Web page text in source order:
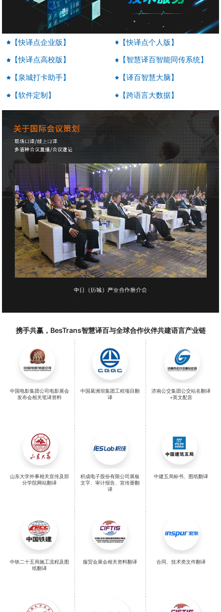
【快译点企业版】
【快译点个人版】
【快译点高校版】
【智慧译百智能同传系统】
【泉城打卡助手】
【译百智慧大脑】
【软件定制】
【跨语言大数据】
携手共赢，BesTrans智慧译百与全球合作伙伴共建语言产业链
中国电影集团公司电影展会
发布会相关笔译资料
中国葛洲坝集团工程项目翻
译
济南公交集团公交站名翻译
+英文配音
山东大学外事相关宣传及部
分学院网站翻译
积成电子股份有限公司展板
文字、审计报告、宣传册翻
译
中建五局标书、图纸翻译
中铁二十五局施工流程及图
纸翻译
服贸会展会相关资料翻译 合同、技术类文件翻译